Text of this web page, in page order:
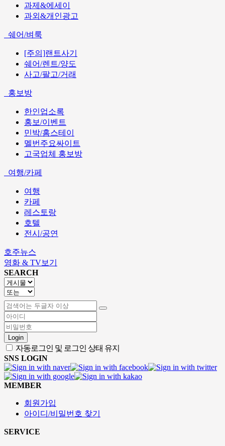
과제&에세이
과외&개인광고
쉐어/벼룩
[주의]랜트사기
쉐어/렌트/양도
사고/팔고/거래
홍보방
한인업소록
홍보/이벤트
민박/홈스테이
멜번주요싸이트
고국업체 홍보방
여행/카페
여행
카페
레스토랑
호텔
전시/공연
호주뉴스
영화 & TV보기
SEARCH
Login
자동로그인 및 로그인 상태 유지
SNS LOGIN
MEMBER
회원가입
아이디/비밀번호 찾기
SERVICE